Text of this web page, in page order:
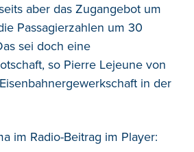
aber das Zugangebot um
Passagierzahlen um 30
sei doch eine
so Pierre Lejeune von
in der
im Radio-Beitrag im Player: